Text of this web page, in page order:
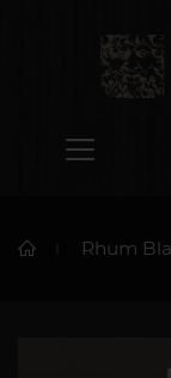
Rhum